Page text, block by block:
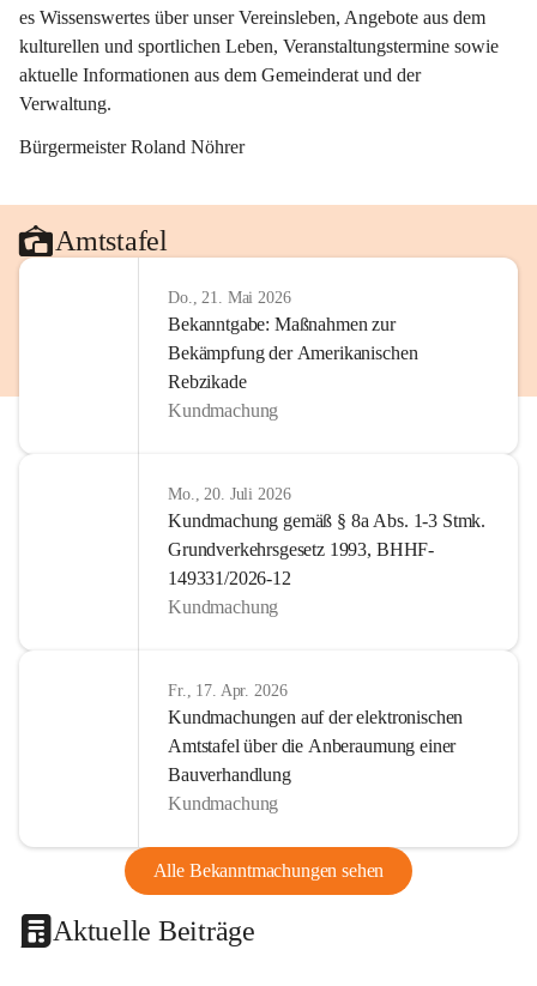
es Wissenswertes über unser Vereinsleben, Angebote aus dem
kulturellen und sportlichen Leben, Veranstaltungstermine sowie
aktuelle Informationen aus dem Gemeinderat und der
Verwaltung.
Bürgermeister Roland Nöhrer
Amtstafel
Do., 21. Mai 2026
Bekanntgabe: Maßnahmen zur
Bekämpfung der Amerikanischen
Rebzikade
Kundmachung
Mo., 20. Juli 2026
Kundmachung gemäß § 8a Abs. 1-3 Stmk.
Grundverkehrsgesetz 1993, BHHF-
149331/2026-12
Kundmachung
Fr., 17. Apr. 2026
Kundmachungen auf der elektronischen
Amtstafel über die Anberaumung einer
Bauverhandlung
Kundmachung
Alle Bekanntmachungen sehen
Aktuelle Beiträge